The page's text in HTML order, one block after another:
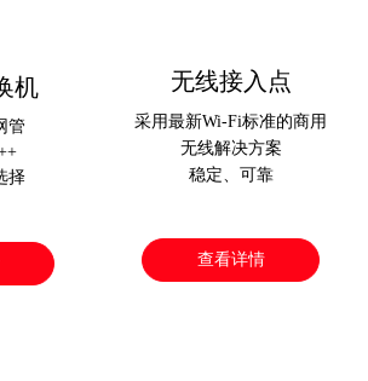
机
管
择
无线接入点
采用最新Wi-Fi标准的商用
无线解决方案
稳定、可靠
查看详情